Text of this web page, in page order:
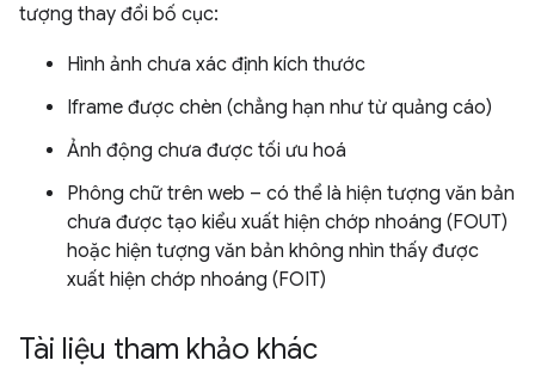
tượng thay đổi bố cục:
Hình ảnh chưa xác định kích thước
Iframe được chèn (chẳng hạn như từ quảng cáo)
Ảnh động chưa được tối ưu hoá
Phông chữ trên web – có thể là hiện tượng văn bản
chưa được tạo kiểu xuất hiện chớp nhoáng (FOUT)
hoặc hiện tượng văn bản không nhìn thấy được
xuất hiện chớp nhoáng (FOIT)
Tài liệu tham khảo khác